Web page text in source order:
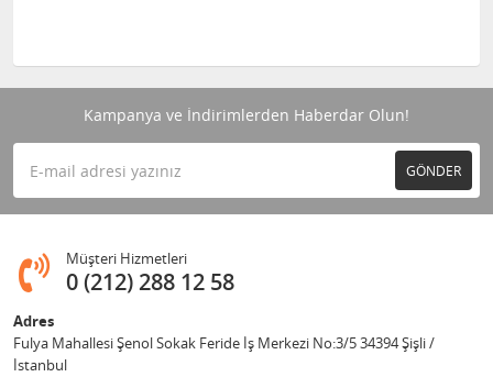
Kampanya ve İndirimlerden Haberdar Olun!
GÖNDER
Müşteri Hizmetleri
0 (212) 288 12 58
Adres
Fulya Mahallesi Şenol Sokak Feride İş Merkezi No:3/5 34394 Şişli /
İstanbul